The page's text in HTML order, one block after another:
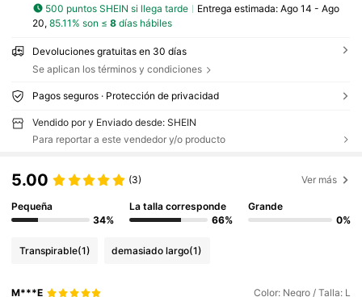
500 puntos SHEIN si llega tarde Entrega estimada: Ago 14 - Ago
20, 85.11% son ≤ 8días hábiles
Devoluciones gratuitas en 30 días
Se aplican los términos y condiciones
Pagos seguros · Protección de privacidad
Vendido por y Enviado desde: SHEIN
Para reportar a este vendedor y/o producto
5.00 (3) Ver más
Pequeña
34%
La talla corresponde
66%
Grande
0%
Transpirable(1) demasiado largo(1)
M***E Color: Negro / Talla: L